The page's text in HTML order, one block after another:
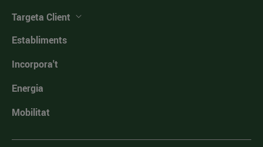
Targeta Client
Establiments
Incorpora't
Energia
Mobilitat